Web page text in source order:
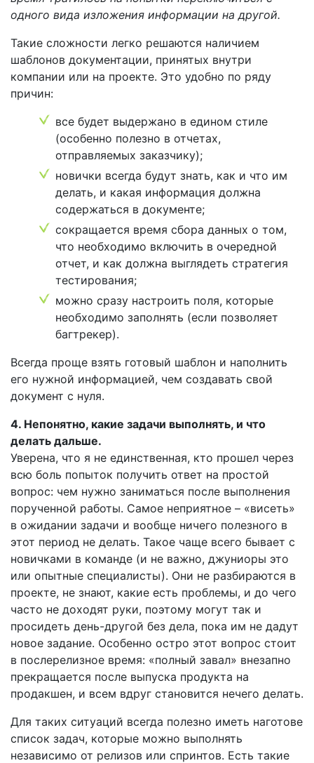
одного вида изложения информации на другой.
Такие сложности легко решаются наличием
шаблонов документации, принятых внутри
компании или на проекте. Это удобно по ряду
причин:
все будет выдержано в едином стиле
(особенно полезно в отчетах,
отправляемых заказчику);
новички всегда будут знать, как и что им
делать, и какая информация должна
содержаться в документе;
сокращается время сбора данных о том,
что необходимо включить в очередной
отчет, и как должна выглядеть стратегия
тестирования;
можно сразу настроить поля, которые
необходимо заполнять (если позволяет
багтрекер).
Всегда проще взять готовый шаблон и наполнить
его нужной информацией, чем создавать свой
документ с нуля.
4. Непонятно, какие задачи выполнять, и что
делать дальше.
Уверена, что я не единственная, кто прошел через
всю боль попыток получить ответ на простой
вопрос: чем нужно заниматься после выполнения
порученной работы. Самое неприятное – «висеть»
в ожидании задачи и вообще ничего полезного в
этот период не делать. Такое чаще всего бывает с
новичками в команде (и не важно, джуниоры это
или опытные специалисты). Они не разбираются в
проекте, не знают, какие есть проблемы, и до чего
часто не доходят руки, поэтому могут так и
просидеть день-другой без дела, пока им не дадут
новое задание. Особенно остро этот вопрос стоит
в послерелизное время: «полный завал» внезапно
прекращается после выпуска продукта на
продакшен, и всем вдруг становится нечего делать.
Для таких ситуаций всегда полезно иметь наготове
список задач, которые можно выполнять
независимо от релизов или спринтов. Есть такие